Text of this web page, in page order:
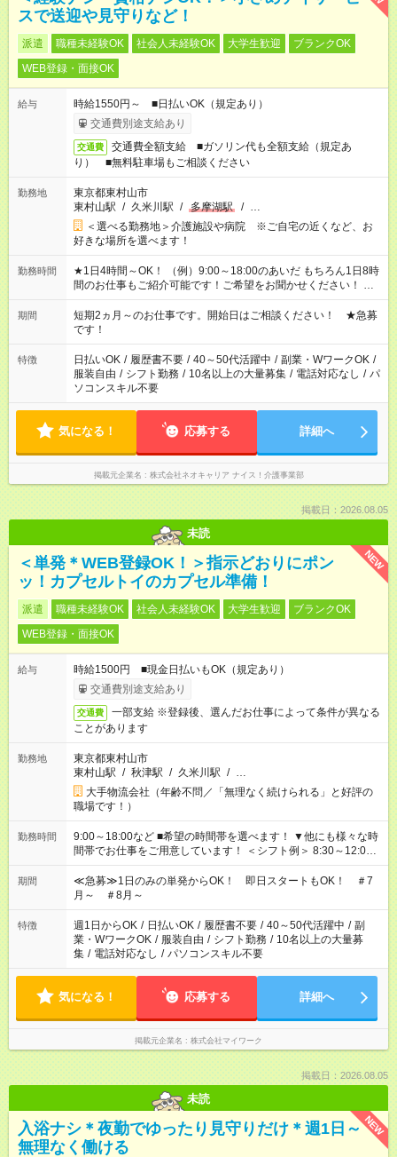
スで送迎や見守りなど！
派遣 職種未経験OK 社会人未経験OK 大学生歓迎
ブランクOK
WEB登録・面接OK
給与
時給1550円～ ■日払いOK（規定あり）
交通費別途支給あり
交通費
交通費全額支給 ■ガソリン代も全額支給（規定あ
り） ■無料駐車場もご相談ください
勤務地
東京都東村山市
東村山駅 / 久米川駅 / 多摩湖駅 / …
＜選べる勤務地＞介護施設や病院 ※ご自宅の近くなど、お
好きな場所を選べます！
勤務時間
★1日4時間～OK！ （例）9:00～18:00のあいだ もちろん1日8時
間のお仕事もご紹介可能です！ご希望をお聞かせください！ ★
家庭の都合でお休みが必要な場合も遠慮なくご相談ください。
※週最低15時間以上の勤務が必要です
期間
短期2ヵ月～のお仕事です。開始日はご相談ください！ ★急募
です！
特徴 日払いOK / 履歴書不要 / 40～50代活躍中 / 副業・WワークOK /
服装自由 / シフト勤務 / 10名以上の大量募集 / 電話対応なし / パ
ソコンスキル不要
気になる！ 応募する 詳細へ
掲載元企業名 株式会社ネオキャリア ナイス！介護事業部
掲載日：2026.08.05
未読
NEW
＜単発＊WEB登録OK！＞指示どおりにポン
ッ！カプセルトイのカプセル準備！
派遣 職種未経験OK 社会人未経験OK 大学生歓迎
ブランクOK
WEB登録・面接OK
給与
時給1500円 ■現金日払いもOK（規定あり）
交通費別途支給あり
交通費
一部支給 ※登録後、選んだお仕事によって条件が異なる
ことがあります
勤務地
東京都東村山市
東村山駅 / 秋津駅 / 久米川駅 / …
大手物流会社（年齢不問／「無理なく続けられる」と好評の
職場です！）
勤務時間
9:00～18:00など ■希望の時間帯を選べます！ ▼他にも様々な時
間帯でお仕事をご用意しています！ ＜シフト例＞ 8:30～12:00
17:00～22:00 13:00～22:00 22:00～翌6:00 など
期間
≪急募≫1日のみの単発からOK！ 即日スタートもOK！ ＃7
月～ ＃8月～
特徴 週1日からOK / 日払いOK / 履歴書不要 / 40～50代活躍中 / 副
業・WワークOK / 服装自由 / シフト勤務 / 10名以上の大量募
集 / 電話対応なし / パソコンスキル不要
気になる！ 応募する 詳細へ
掲載元企業名 株式会社マイワーク
掲載日：2026.08.05
未読
NEW
入浴ナシ＊夜勤でゆったり見守りだけ＊週1日～
無理なく働ける